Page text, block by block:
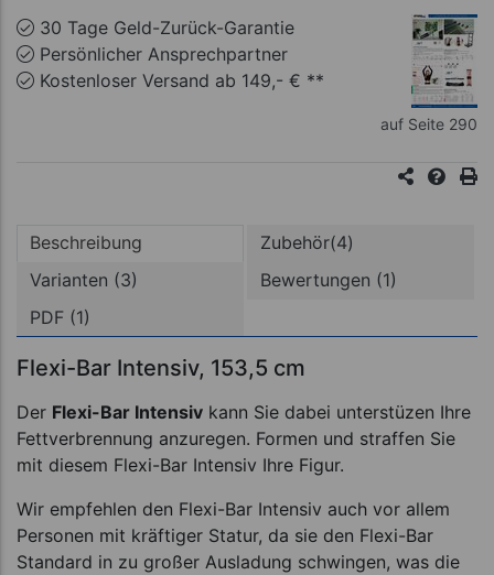
30 Tage Geld-Zurück-Garantie
Persönlicher Ansprechpartner
Kostenloser Versand ab 149,- € **
auf Seite 290
Beschreibung
Zubehör(4)
Varianten (3)
Bewertungen (1)
PDF (1)
Flexi-Bar Intensiv, 153,5 cm
Der Flexi-Bar Intensiv kann Sie dabei unterstüzen Ihre
Fettverbrennung anzuregen. Formen und straffen Sie
mit diesem Flexi-Bar Intensiv Ihre Figur.
Wir empfehlen den Flexi-Bar Intensiv auch vor allem
Personen mit kräftiger Statur, da sie den Flexi-Bar
Standard in zu großer Ausladung schwingen, was die